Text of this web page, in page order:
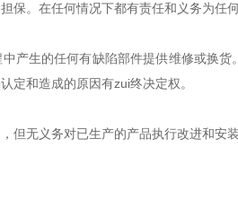
保。在任何情况下都有责任和义务为任
产生的任何有缺陷部件提供维修或换
定和造成的原因有zui终决定权。
但无义务对已生产的产品执行改进和安装